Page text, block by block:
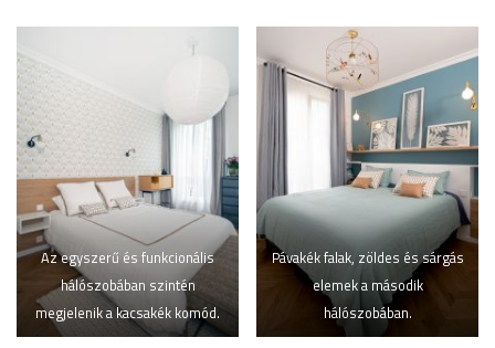
Az egyszerű és funkcionális
hálószobában szintén
megjelenik a kacsakék komód.
Pávakék falak, zöldes és sárgás
elemek a második
hálószobában.